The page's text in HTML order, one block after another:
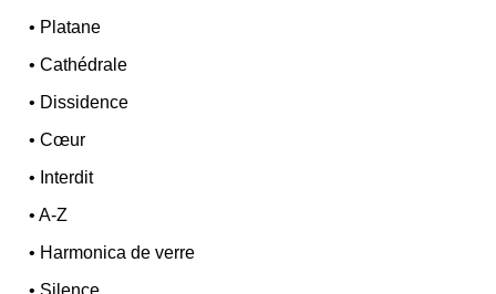
• Platane
•Cathédrale
• Dissidence
•Cœur
• Interdit
•A-Z
• Harmonica de verre
• Silence